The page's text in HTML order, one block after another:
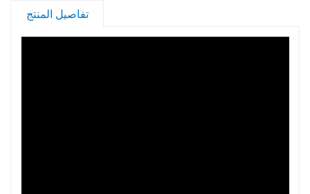
الميكروويف، آمن للاستخدام في المجمد، آمن للاستخدام في
تفاصيل المنتج